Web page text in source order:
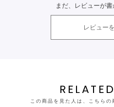
まだ、レビューが書
レビュー
この商品を見た人は、こちらの